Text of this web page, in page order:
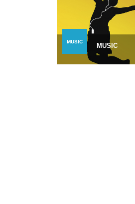
MUSIC
MUSIC